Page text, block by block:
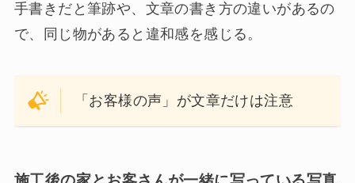
手書きだと筆跡や、文章の書き方の違いがあるの
で、同じ物があると違和感を感じる。
「お客様の声」が文章だけは注意